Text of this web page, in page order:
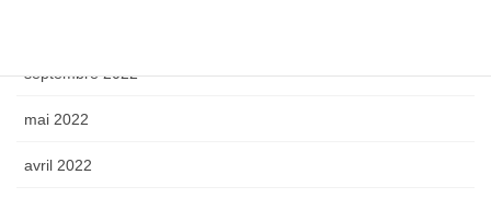
septembre 2022
mai 2022
avril 2022